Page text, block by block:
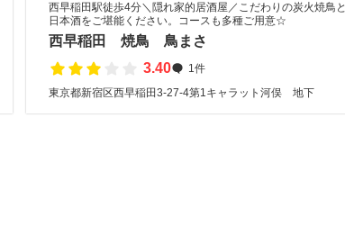
西早稲田駅徒歩4分＼隠れ家的居酒屋／こだわりの炭火焼鳥と
日本酒をご堪能ください。コースも多種ご用意☆
西早稲田 焼鳥 鳥まさ
3.40
1件
東京都新宿区西早稲田3-27-4第1キャラット河俣 地下